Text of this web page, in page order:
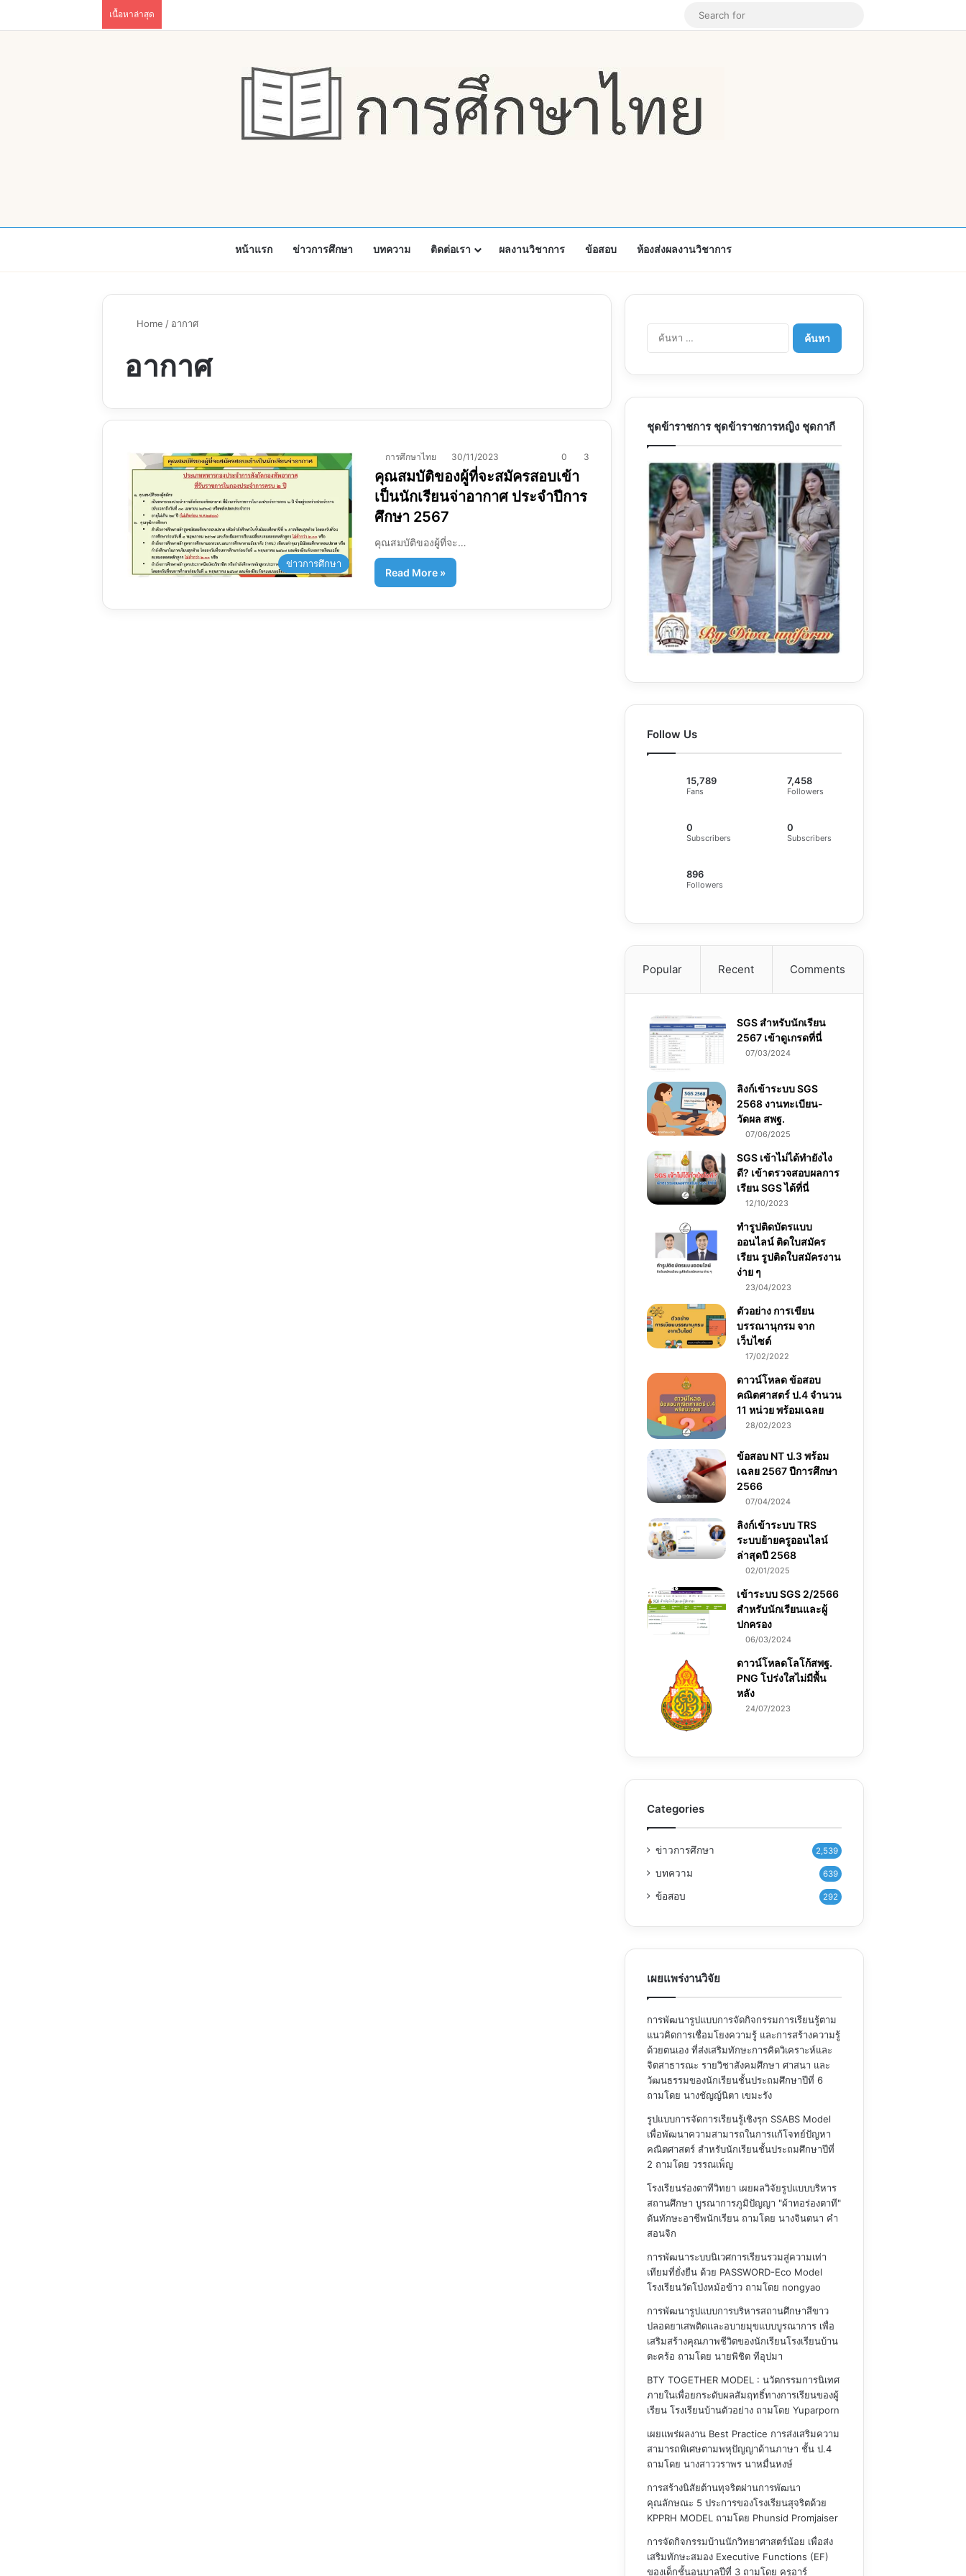
เนื้อหาล่าสุด Instagram
Random Article
หน้าแรก ข่าวการศึกษา บทความ ติดต่อเรา ผลงานวิชาการ ข้อสอบ ห้องส่งผลงานวิชาการ
Home / อากาศ
อากาศ
ข่าวการศึกษา
การศึกษาไทย 30/11/2023 0 3
คุณสมบัติของผู้ที่จะสมัครสอบเข้า
เป็นนักเรียนจ่าอากาศ ประจำปีการ
ศึกษา 2567
คุณสมบัติของผู้ที่จะ…
Read More »
ค้
น
า
รั
บ
ชุดข้าราชการ ชุดข้าราชการหญิง ชุดกากี
Follow Us
15,789
Fans
7,458
Followers
0
Subscribers
0
Subscribers
896
Followers
Popular Recent Comments
SGS สําหรับนักเรียน
2567 เข้าดูเกรดที่นี่
07/03/2024
ลิงก์เข้าระบบ SGS
2568 งานทะเบียน-
วัดผล สพฐ.
07/06/2025
SGS เข้าไม่ได้ทำยังไง
ดี? เข้าตรวจสอบผลการ
เรียน SGS ได้ที่นี่
12/10/2023
ทำรูปติดบัตรแบบ
ออนไลน์ ติดใบสมัคร
เรียน รูปติดใบสมัครงาน
ง่าย ๆ
23/04/2023
ตัวอย่าง การเขียน
บรรณานุกรม จาก
เว็บไซต์
17/02/2022
ดาวน์โหลด ข้อสอบ
คณิตศาสตร์ ป.4 จำนวน
11 หน่วย พร้อมเฉลย
28/02/2023
ข้อสอบ NT ป.3 พร้อม
เฉลย 2567 ปีการศึกษา
2566
07/04/2024
ลิงก์เข้าระบบ TRS
ระบบย้ายครูออนไลน์
ล่าสุดปี 2568
02/01/2025
เข้าระบบ SGS 2/2566
สำหรับนักเรียนและผู้
ปกครอง
06/03/2024
ดาวน์โหลดโลโก้สพฐ.
PNG โปร่งใสไม่มีพื้น
หลัง
24/07/2023
Categories
ข่าวการศึกษา 2,539
บทความ 639
ข้อสอบ 292
เผยแพร่งานวิจัย
การพัฒนารูปแบบการจัดกิจกรรมการเรียนรู้ตาม
แนวคิดการเชื่อมโยงความรู้ และการสร้างความรู้
ด้วยตนเอง ที่ส่งเสริมทักษะการคิดวิเคราะห์และ
จิตสาธารณะ รายวิชาสังคมศึกษา ศาสนา และ
วัฒนธรรมของนักเรียนชั้นประถมศึกษาปีที่ 6
ถามโดย นางชัญญ์นิตา เขมะรัง
รูปแบบการจัดการเรียนรู้เชิงรุก SSABS Model
เพื่อพัฒนาความสามารถในการแก้โจทย์ปัญหา
คณิตศาสตร์ สำหรับนักเรียนชั้นประถมศึกษาปีที่
2 ถามโดย วรรณเพ็ญ
โรงเรียนร่องตาทีวิทยา เผยผลวิจัยรูปแบบบริหาร
สถานศึกษา บูรณาการภูมิปัญญา "ผ้าทอร่องตาที"
ดันทักษะอาชีพนักเรียนถามโดย นางจินตนา คำ
สอนจิก
การพัฒนาระบบนิเวศการเรียนรวมสู่ความเท่า
เทียมที่ยั่งยืน ด้วย PASSWORD-Eco Model
โรงเรียนวัดโป่งหม้อข้าวถามโดย nongyao
การพัฒนารูปแบบการบริหารสถานศึกษาสีขาว
ปลอดยาเสพติดและอบายมุขแบบบูรณาการ เพื่อ
เสริมสร้างคุณภาพชีวิตของนักเรียนโรงเรียนบ้าน
ตะคร้อ ถามโดย นายพิชิต ทีอุปมา
BTY TOGETHER MODEL : นวัตกรรมการนิเทศ
ภายในเพื่อยกระดับผลสัมฤทธิ์ทางการเรียนของผู้
เรียน โรงเรียนบ้านตัวอย่างถามโดย Yuparporn
เผยแพร่ผลงาน Best Practice การส่งเสริมความ
สามารถพิเศษตามพหุปัญญาด้านภาษา ชั้น ป.4
ถามโดย นางสาววราพร นาหมื่นหงษ์
การสร้างนิสัยต้านทุจริตผ่านการพัฒนา
คุณลักษณะ 5 ประการของโรงเรียนสุจริตด้วย
KPPRH MODELถามโดย Phunsid Promjaiser
การจัดกิจกรรมบ้านนักวิทยาศาสตร์น้อย เพื่อส่ง
เสริมทักษะสมอง Executive Functions (EF)
ของเด็กชั้นอนุบาลปีที่ 3ถามโดย ครูอาร์